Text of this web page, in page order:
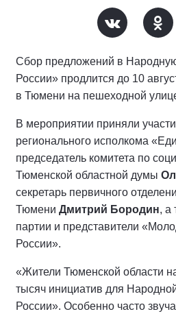
Сбор предложений в
России» продлится до 10
в Тюмени на пешеходной
В мероприятии приняли
регионального исполкома
председатель комитета по
Тюменской областной думы
секретарь первичного
Тюмени Дмитрий Бородин, а
партии и представители
России».
«Жители Тюменской области
тысяч инициатив для
России». Особенно часто